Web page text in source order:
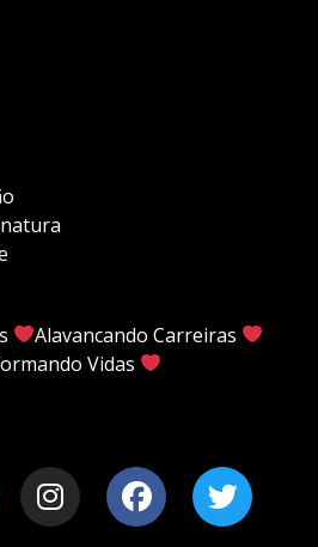
Alavancando Carreiras
Vidas